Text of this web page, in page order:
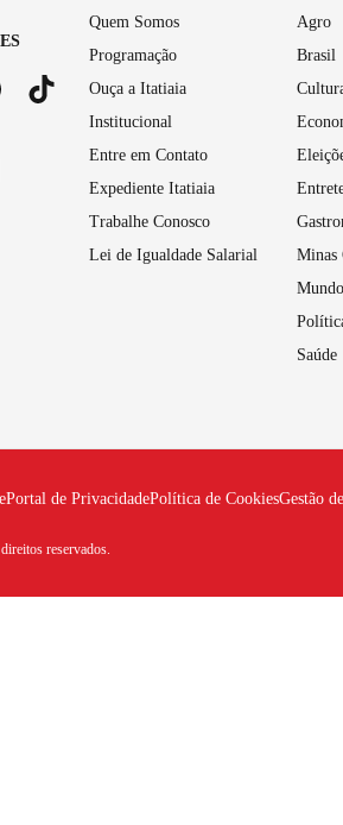
Quem Somos
Programação
Ouça a Itatiaia
Institucional
Entre em Contato
Expediente Itatiaia
Trabalhe Conosco
Lei de Igualdade Salarial
Agro
Brasil
Minas
Mundo
Saúde
Portal de PrivacidadePolítica de CookiesGestão
reservados.